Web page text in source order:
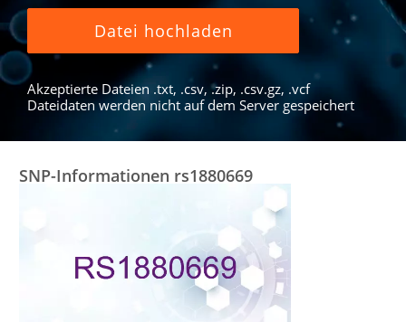
Datei hochladen
Akzeptierte Dateien .txt, .csv, .zip, .csv.gz, .vcf
Dateidaten werden nicht auf dem Server gespeichert
SNP-Informationen rs1880669